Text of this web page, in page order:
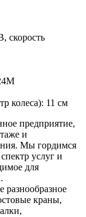
скорость
колеса): 11 см
предприятие,
и
Мы гордимся
услуг и
для
краны,